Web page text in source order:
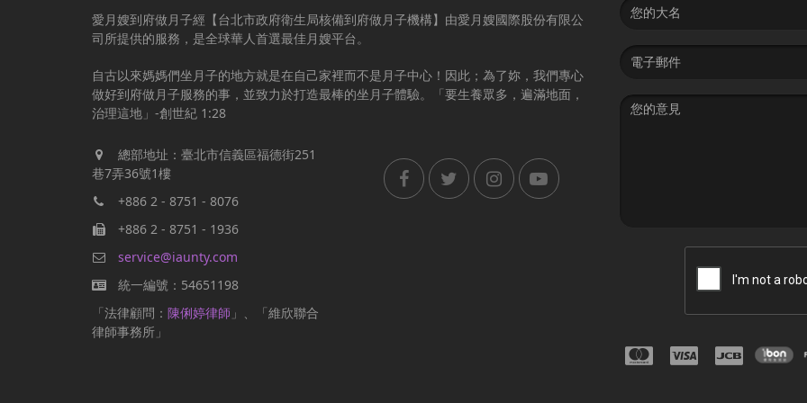
愛月嫂到府做月子經【台北市政府衛生局核備到府做月子機構】由愛月嫂國際股份有限公
司所提供的服務，是全球華人首選最佳月嫂平台。
自古以來媽媽們坐月子的地方就是在自己家裡而不是月子中心！因此；為了妳，我們專心
做好到府做月子服務的事，並致力於打造最棒的坐月子體驗。「要生養眾多，遍滿地面，
治理這地」-創世紀 1:28
總部地址：臺北市信義區福德街251
巷7弄36號1樓
+886 2 - 8751 - 8076
+886 2 - 8751 - 1936
service@iaunty.com
統一編號：54651198
「法律顧問： 陳俐婷律師 」、「維欣聯合
律師事務所」
Email
address
Message